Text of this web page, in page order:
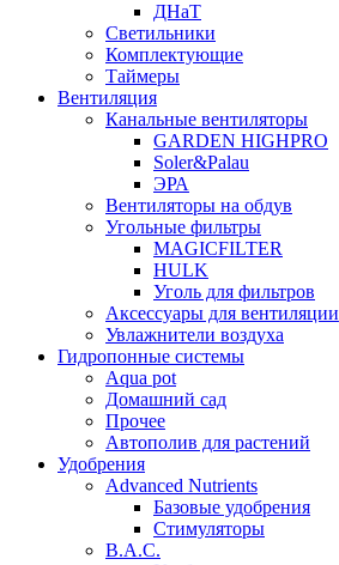
ДНаТ
Светильники
Комплектующие
Таймеры
Вентиляция
Канальные вентиляторы
GARDEN HIGHPRO
Soler&Palau
ЭРА
Вентиляторы на обдув
Угольные фильтры
MAGICFILTER
HULK
Уголь для фильтров
Аксессуары для вентиляции
Увлажнители воздуха
Гидропонные системы
Aqua pot
Домашний сад
Прочее
Автополив для растений
Удобрения
Advanced Nutrients
Базовые удобрения
Стимуляторы
B.A.C.